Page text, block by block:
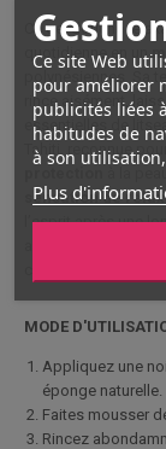
Ce site Web
pour améliorer
publicités liées
habitudes de
à son
Plus
Ce gel douche
quotidienne en un
polynésiennes. Sa
rince aisément,
essentielles de
Tahiti, reconnue
à la
sensation de
l’esprit après une
agresser la peau
contribuant à
MODE
Appliquez une
éponge naturelle.
Faites mousser
Rincez